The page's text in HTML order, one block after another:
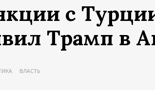
с
Трамп в
ВЛАСТЬ